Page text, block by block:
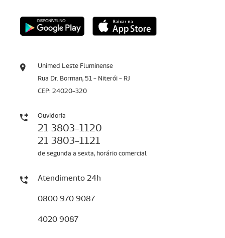
Unimed Leste Fluminense
Rua Dr. Borman, 51 - Niterói - RJ
CEP: 24020-320
Ouvidoria
21 3803-1120
21 3803-1121
de segunda a sexta, horário comercial
Atendimento 24h
0800 970 9087
4020 9087